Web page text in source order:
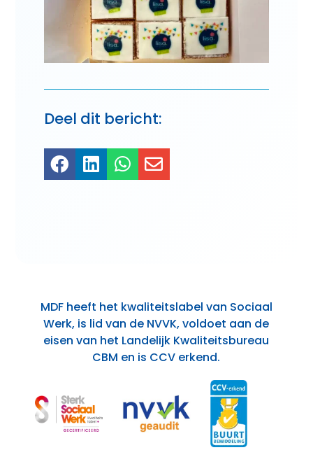
Deel dit bericht:
   
MDF heeft het kwaliteitslabel van Sociaal
Werk, is lid van de NVVK, voldoet aan de
eisen van het Landelijk Kwaliteitsbureau
CBM en is CCV erkend.